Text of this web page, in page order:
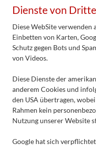
Dienste von
Diese WebSite verwenden
Einbetten von Karten,
Schutz gegen Bots und
von Videos.
Diese Dienste der
anderem Cookies und
den USA übertragen,
Rahmen kein
Nutzung unserer Website
Google hat sich